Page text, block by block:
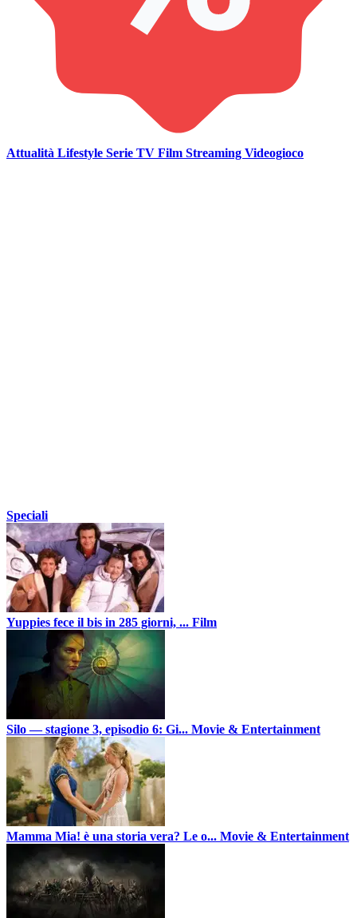
Attualità Lifestyle Serie TV Film Streaming Videogioco
Speciali
Yuppies fece il bis in 285 giorni, ... Film
Silo — stagione 3, episodio 6: Gi... Movie & Entertainment
Mamma Mia! è una storia vera? Le o... Movie & Entertainment